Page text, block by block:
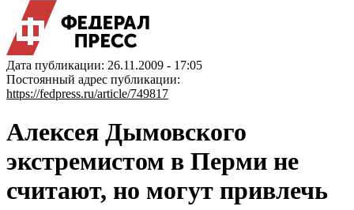
Дата публикации: 26.11.2009 - 17:05
Постоянный адрес публикации:
https://fedpress.ru/article/749817
Алексея Дымовского
экстремистом в Перми не
считают, но могут привлечь